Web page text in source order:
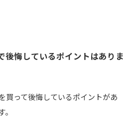
後悔しているポイントはありま
買って後悔しているポイントがあ